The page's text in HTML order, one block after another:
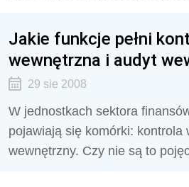
Jakie funkcje pełni
wewnętrzna i audyt
29 sie 2008
W jednostkach sektora
pojawiają się komórki: kontrola
wewnętrzny. Czy nie są to